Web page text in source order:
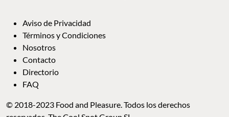
Aviso de Privacidad
Términos y Condiciones
Nosotros
Contacto
Directorio
FAQ
© 2018-2023 Food and Pleasure. Todos los derechos